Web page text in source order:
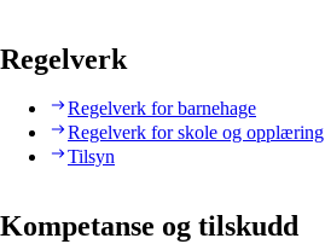
Regelverk
Regelverk for barnehage
Regelverk for skole og opplæring
Tilsyn
Kompetanse og tilskudd